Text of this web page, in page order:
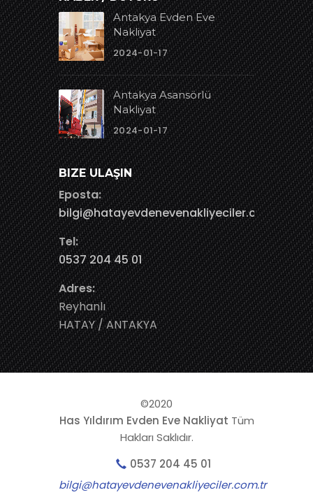
Antakya Evden Eve
Nakliyat
2024-01-17
Antakya Asansörlü
Nakliyat
2024-01-17
BIZE ULAŞIN
Eposta:
bilgi@hatayevdenevenakliyeciler.com.tr
Tel:
0537 204 45 01
Adres:
Reyhanlı
HATAY / ANTAKYA
©2020
Has Yıldırım Evden Eve Nakliyat Tüm
Hakları Saklıdır.
0537 204 45 01
bilgi@hatayevdenevenakliyeciler.com.tr